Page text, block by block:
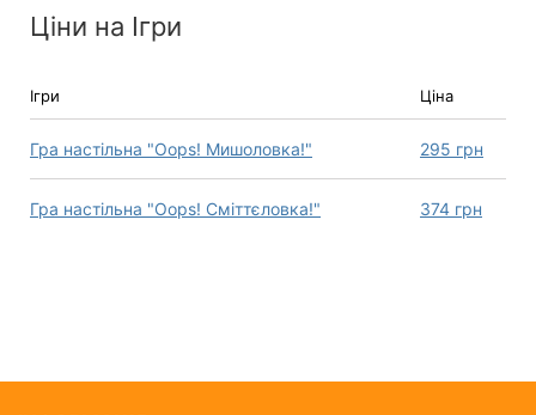
Ціни на Ігри
Ігри Ціна
Гра настільна "Oops! Мишоловка!" 295 грн
Гра настільна "Oops! Сміттєловка!" 374 грн